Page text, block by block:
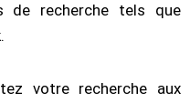
de recherche tels que
votre recherche aux